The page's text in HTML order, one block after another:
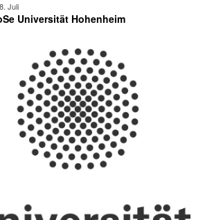
Universität Hohenheim
Juli